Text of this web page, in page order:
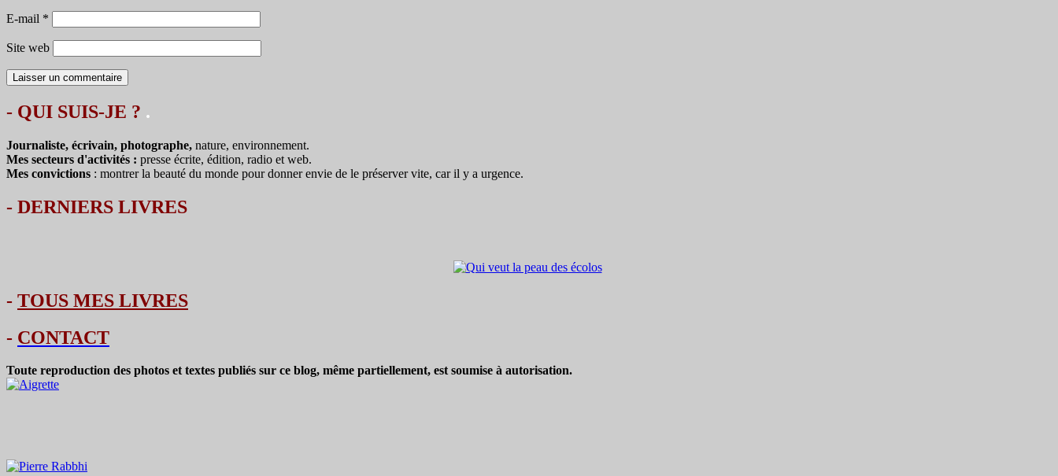
E-mail *
Site web
- QUI SUIS-JE ? .
Journaliste, écrivain, photographe, nature, environnement.
Mes secteurs d'activités : presse écrite, édition, radio et web.
Mes convictions : montrer la beauté du monde pour donner envie de le préserver vite, car il y a urgence.
- DERNIERS LIVRES
- TOUS MES LIVRES
- CONTACT
Toute reproduction des photos et textes publiés sur ce blog, même partiellement, est soumise à autorisation.